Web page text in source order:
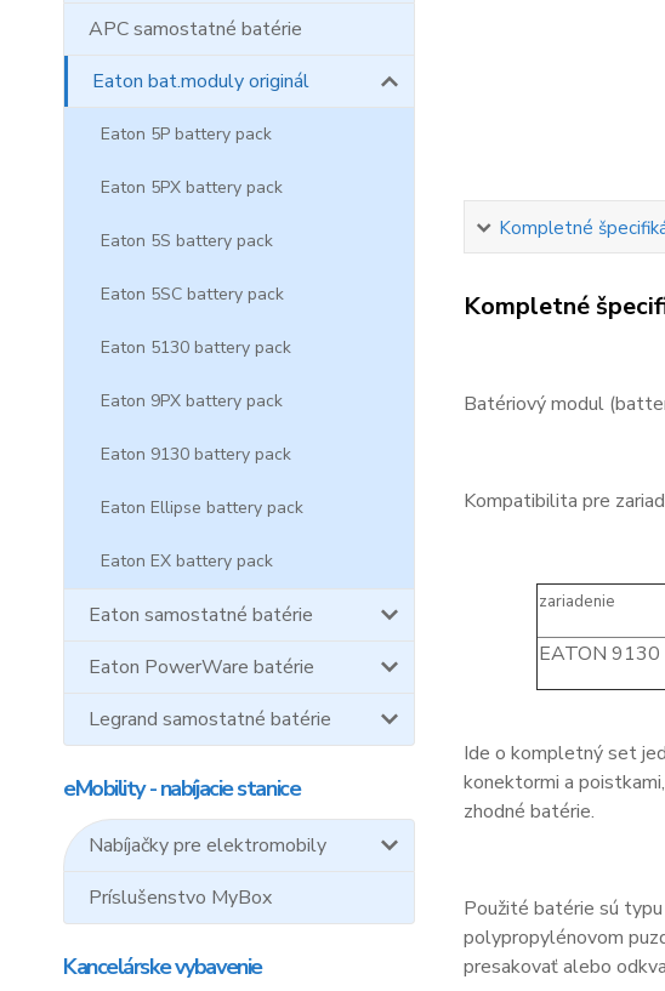
APC samostatné batérie
Eaton bat.moduly originál
Eaton 5P battery pack
Eaton 5PX battery pack
Eaton 5S battery pack
Eaton 5SC battery pack
Eaton 5130 battery pack
Eaton 9PX battery pack
Eaton 9130 battery pack
Eaton Ellipse battery pack
Eaton EX battery pack
Eaton samostatné batérie
Eaton PowerWare batérie
Legrand samostatné batérie
eMobility - nabíjacie stanice
Nabíjačky pre elektromobily
Príslušenstvo MyBox
Kancelárske vybavenie
Kompletné
Kompletné
Batériový modul
Kompatibilita pre
zariadenie
EATON
Ide o kompletný set
konektormi a
zhodné batérie.
Použité batérie sú
polypropylénovom
presakovať alebo